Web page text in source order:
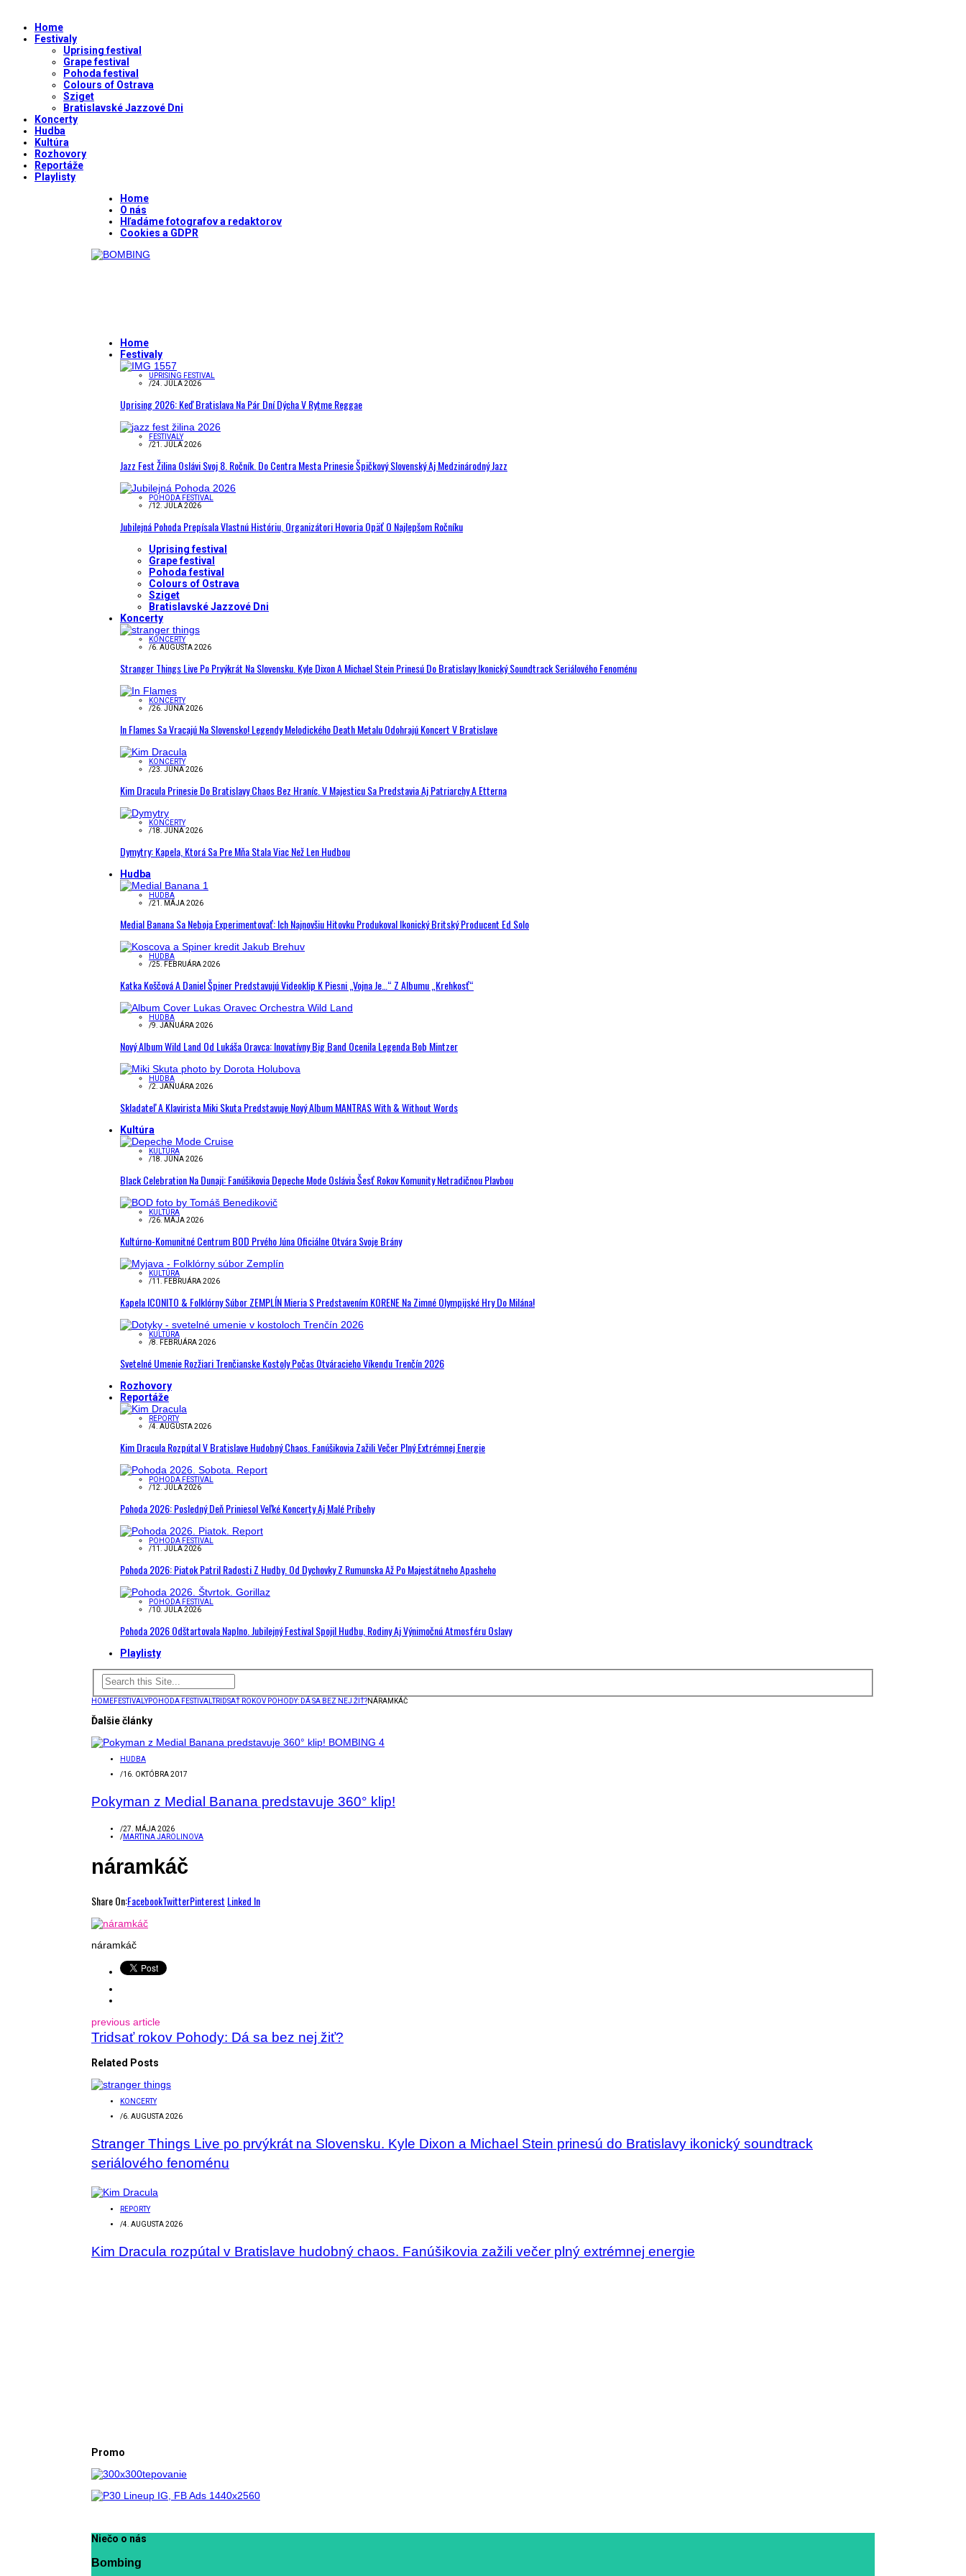
Home
Festivaly
Uprising festival
Grape festival
Pohoda festival
Colours of Ostrava
Sziget
Bratislavské Jazzové Dni
Koncerty
Hudba
Kultúra
Rozhovory
Reportáže
Playlisty
Home
O nás
Hľadáme fotografov a redaktorov
Cookies a GDPR
Home
Festivaly
UPRISING FESTIVAL
/24. JÚLA 2026
Uprising 2026: Keď Bratislava Na Pár Dní Dýcha V Rytme Reggae
FESTIVALY
/21. JÚLA 2026
Jazz Fest Žilina Oslávi Svoj 8. Ročník. Do Centra Mesta Prinesie Špičkový Slovenský Aj Medzinárodný Jazz
POHODA FESTIVAL
/12. JÚLA 2026
Jubilejná Pohoda Prepísala Vlastnú Históriu, Organizátori Hovoria Opäť O Najlepšom Ročníku
Uprising festival
Grape festival
Pohoda festival
Colours of Ostrava
Sziget
Bratislavské Jazzové Dni
Koncerty
KONCERTY
/6. AUGUSTA 2026
Stranger Things Live Po Prvýkrát Na Slovensku. Kyle Dixon A Michael Stein Prinesú Do Bratislavy Ikonický Soundtrack Seriálového Fenoménu
KONCERTY
/26. JÚNA 2026
In Flames Sa Vracajú Na Slovensko! Legendy Melodického Death Metalu Odohrajú Koncert V Bratislave
KONCERTY
/23. JÚNA 2026
Kim Dracula Prinesie Do Bratislavy Chaos Bez Hraníc. V Majesticu Sa Predstavia Aj Patriarchy A Etterna
KONCERTY
/18. JÚNA 2026
Dymytry: Kapela, Ktorá Sa Pre Mňa Stala Viac Než Len Hudbou
Hudba
HUDBA
/21. MÁJA 2026
Medial Banana Sa Neboja Experimentovať: Ich Najnovšiu Hitovku Produkoval Ikonický Britský Producent Ed Solo
HUDBA
/25. FEBRUÁRA 2026
Katka Koščová A Daniel Špiner Predstavujú Videoklip K Piesni „Vojna Je…“ Z Albumu „Krehkosť“
HUDBA
/9. JANUÁRA 2026
Nový Album Wild Land Od Lukáša Oravca: Inovatívny Big Band Ocenila Legenda Bob Mintzer
HUDBA
/2. JANUÁRA 2026
Skladateľ A Klavirista Miki Skuta Predstavuje Nový Album MANTRAS With & Without Words
Kultúra
KULTÚRA
/18. JÚNA 2026
Black Celebration Na Dunaji: Fanúšikovia Depeche Mode Oslávia Šesť Rokov Komunity Netradičnou Plavbou
KULTÚRA
/26. MÁJA 2026
Kultúrno-Komunitné Centrum BOD Prvého Júna Oficiálne Otvára Svoje Brány
KULTÚRA
/11. FEBRUÁRA 2026
Kapela ICONITO & Folklórny Súbor ZEMPLÍN Mieria S Predstavením KORENE Na Zimné Olympijské Hry Do Milána!
KULTÚRA
/8. FEBRUÁRA 2026
Svetelné Umenie Rozžiari Trenčianske Kostoly Počas Otváracieho Víkendu Trenčín 2026
Rozhovory
Reportáže
REPORTY
/4. AUGUSTA 2026
Kim Dracula Rozpútal V Bratislave Hudobný Chaos. Fanúšikovia Zažili Večer Plný Extrémnej Energie
POHODA FESTIVAL
/12. JÚLA 2026
Pohoda 2026: Posledný Deň Priniesol Veľké Koncerty Aj Malé Príbehy
POHODA FESTIVAL
/11. JÚLA 2026
Pohoda 2026: Piatok Patril Radosti Z Hudby. Od Dychovky Z Rumunska Až Po Majestátneho Apasheho
POHODA FESTIVAL
/10. JÚLA 2026
Pohoda 2026 Odštartovala Naplno. Jubilejný Festival Spojil Hudbu, Rodiny Aj Výnimočnú Atmosféru Oslavy
Playlisty
HOMEFESTIVALYPOHODA FESTIVALTRIDSAŤ ROKOV POHODY: DÁ SA BEZ NEJ ŽIŤ?NÁRAMKÁČ
Ďalšie články
HUDBA
/16. OKTÓBRA 2017
Pokyman z Medial Banana predstavuje 360° klip!
/27. MÁJA 2026
/MARTINA JAROLINOVA
náramkáč
Share On:FacebookTwitterPinterest Linked In
náramkáč
previous article
Tridsať rokov Pohody: Dá sa bez nej žiť?
Related Posts
KONCERTY
/6. AUGUSTA 2026
Stranger Things Live po prvýkrát na Slovensku. Kyle Dixon a Michael Stein prinesú do Bratislavy ikonický soundtrack
seriálového fenoménu
REPORTY
/4. AUGUSTA 2026
Kim Dracula rozpútal v Bratislave hudobný chaos. Fanúšikovia zažili večer plný extrémnej energie
Promo
Niečo o nás
Bombing